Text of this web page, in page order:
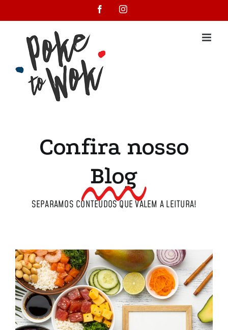
to
FacebookInstagram
Confira nosso
Blog
SEPARAMOS CONTEÚDOS QUE VALEM A LEITURA!